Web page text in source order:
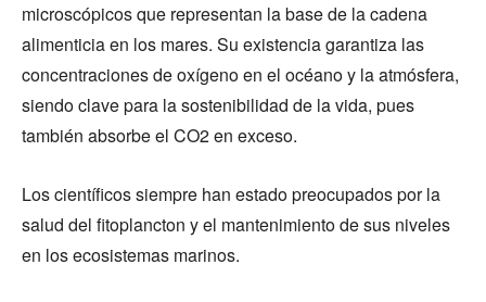
microscópicos que representan la base de la cadena
alimenticia en los mares. Su existencia garantiza las
concentraciones de oxígeno en el océano y la atmósfera,
siendo clave para la sostenibilidad de la vida, pues
también absorbe el CO2 en exceso.
Los científicos siempre han estado preocupados por la
salud del fitoplancton y el mantenimiento de sus niveles
en los ecosistemas marinos.